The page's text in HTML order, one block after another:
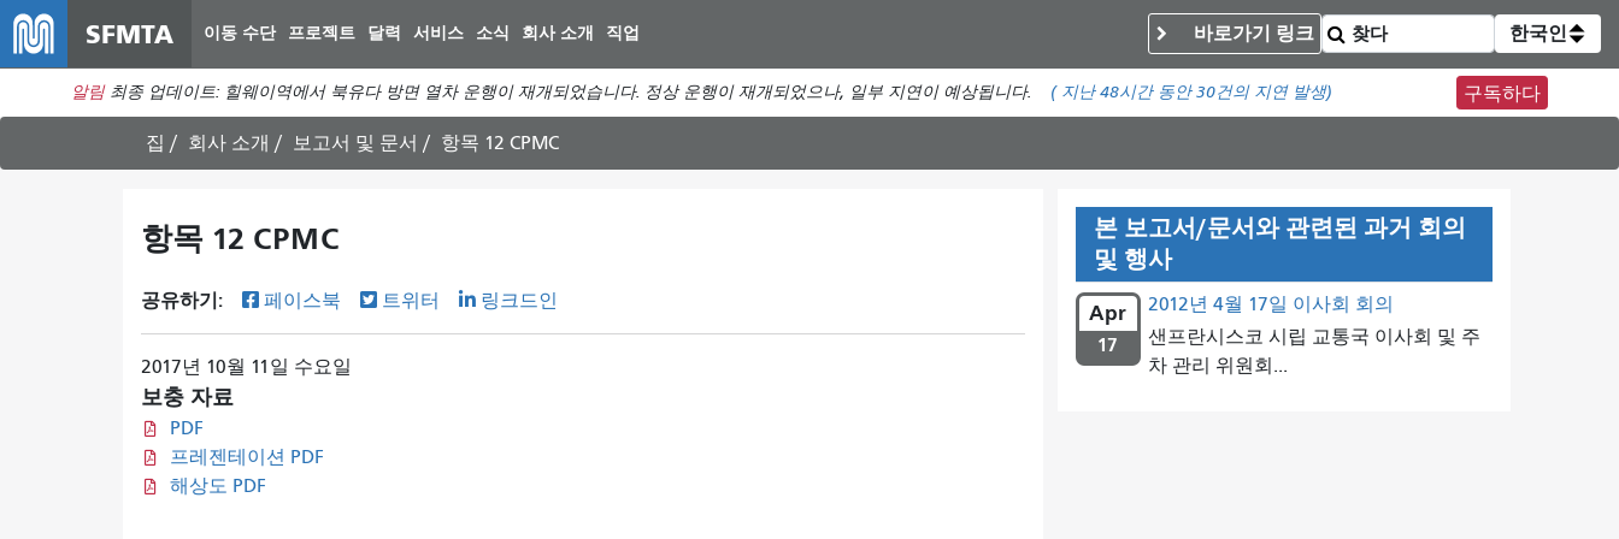
컨
텐
SFMTA 이동 수단 프로젝트 달력 서비스 소식 회사 소개 직업 바로가기 링크 한국인
알림 최종 업데이트: 힐웨이역에서 북유다 방면 열차 운행이 재개되었습니다. 정상 운행이 재개되었으나, 일부 지연이 예상됩니다. ( 지난 48시간 동안30건의 지연 발생) 구독하다
집 회사 소개 보고서 및 문서 항목 12 CPMC
항목 12 CPMC
공유하기: 페이스북 트위터 링크드인
2017년 10월 11일 수요일
보충 자료
PDF
프레젠테이션 PDF
해상도 PDF
본 보고서/문서와 관련된 과거 회의
및 행사
Apr
17
2012년 4월 17일 이사회 회의
샌프란시스코 시립 교통국 이사회 및 주
차 관리 위원회...